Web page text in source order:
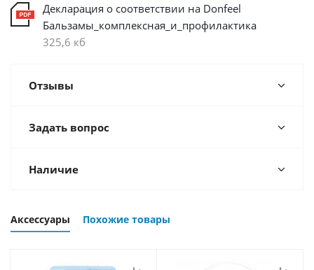
Декларация о соответствии на Donfeel
Бальзамы_комплексная_и_профилактика
325,6 кб
Отзывы
Задать вопрос
Наличие
Аксессуары Похожие товары